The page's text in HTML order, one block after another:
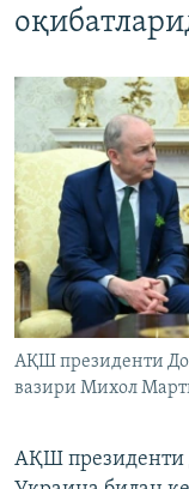
АҚШ президенти
вазири Михол
АҚШ президенти